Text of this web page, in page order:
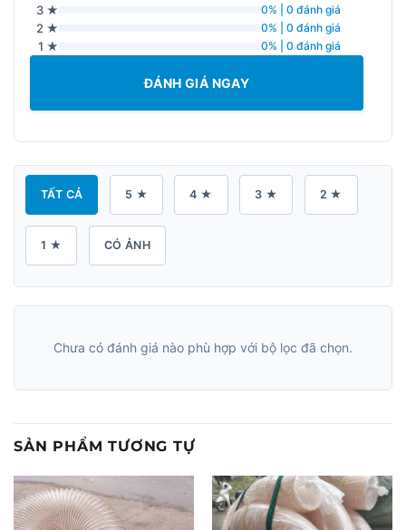
3 ★ 0% | 0 đánh giá
2 ★ 0% | 0 đánh giá
1 ★ 0% | 0 đánh giá
ĐÁNH GIÁ NGAY
TẤT CẢ 5 ★ 4 ★ 3 ★ 2 ★
1 ★ CÓ ẢNH
Chưa có đánh giá nào phù hợp với bộ lọc đã chọn.
SẢN PHẨM TƯƠNG TỰ